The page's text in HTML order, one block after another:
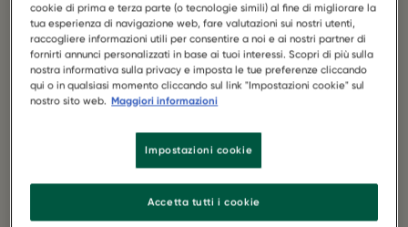
1 vasetto di Garden Gourmet Vuna
160 g di riso per sushi
100 g di edamame
2 cucchiai di aceto per sushi
cookie di prima e terza parte (o tecnologie simili) al fine di migliorare la
tua esperienza di navigazione web, fare valutazioni sui nostri utenti,
raccogliere informazioni utili per consentire a noi e ai nostri partner di
fornirti annunci personalizzati in base ai tuoi interessi. Scopri di più sulla
nostra informativa sulla privacy e imposta le tue preferenze cliccando
qui o in qualsiasi momento cliccando sul link "Impostazioni cookie" sul
nostro sito web. Maggiori informazioni
Impostazioni cookie
Accetta tutti i cookie